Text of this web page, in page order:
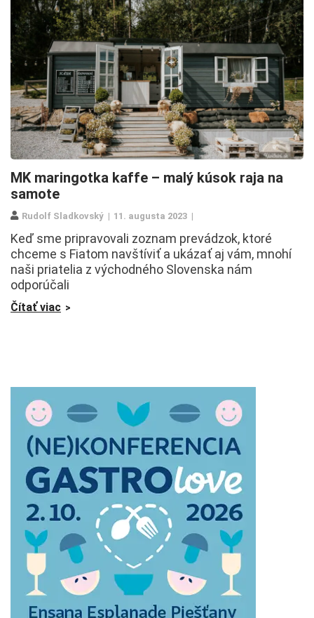
MK maringotka kaffe – malý kúsok raja na
samote
Rudolf Sladkovský 11. augusta 2023
Keď sme pripravovali zoznam prevádzok, ktoré
chceme s Fiatom navštíviť a ukázať aj vám, mnohí
naši priatelia z východného Slovenska nám
odporúčali
Čítať viac